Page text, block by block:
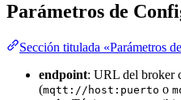
Parámetros de
Sección titulada «Parámetros
endpoint: URL del broker
(mqtt://host:puerto o